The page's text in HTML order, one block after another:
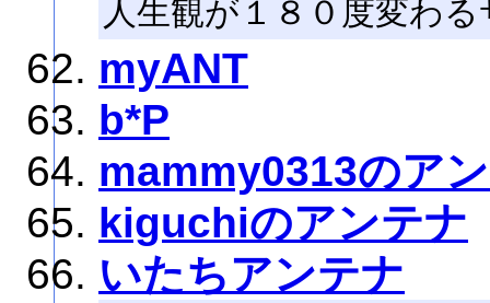
人生観が１８０度変わ
myANT
b*P
mammy0313のア
kiguchiのアンテナ
いたちアンテナ